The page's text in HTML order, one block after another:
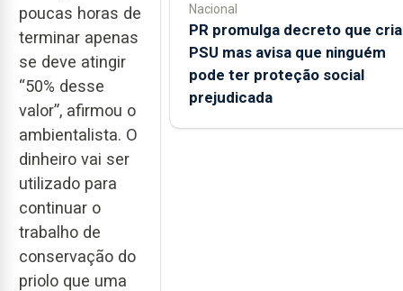
poucas horas de
terminar apenas
se deve atingir
“50% desse
valor”, afirmou o
ambientalista. O
dinheiro vai ser
utilizado para
continuar o
trabalho de
conservação do
priolo que uma
Nacional
PR promulga decreto que cria
PSU mas avisa que ninguém
pode ter proteção social
prejudicada